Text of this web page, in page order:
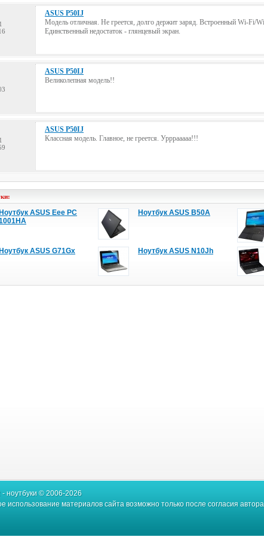
ASUS P50IJ
Модель отличная. Не греется, долго держит заряд. Встроенный Wi-Fi/
Единственный недостаток - глянцевый экран.
ASUS P50IJ
Великолепная модель!!
ASUS P50IJ
Классная модель. Главное, не греется. Урррааааа!!!
Ноутбук ASUS Eee PC
Ноутбук ASUS B50A
Ноутбук ASUS G71Gx Ноутбук ASUS N10Jh
- ноутбуки © 2006-2026
использование материалов сайта возможно только после согласия